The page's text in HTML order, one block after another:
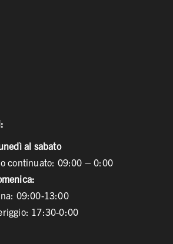
al sabato
continuato: 09:00 – 0:00
09:00-13:00
17:30-0:00